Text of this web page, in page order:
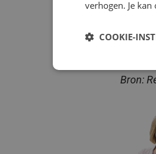
De
Bron:
verhogen. Je
COOKIE-